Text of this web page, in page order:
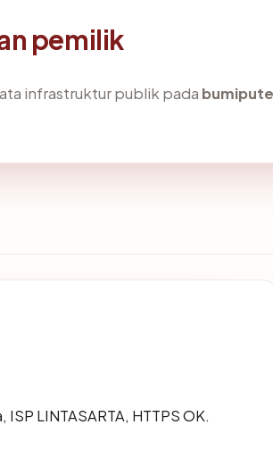
pemilik
infrastruktur publik pada
LINTASARTA, HTTPS OK.